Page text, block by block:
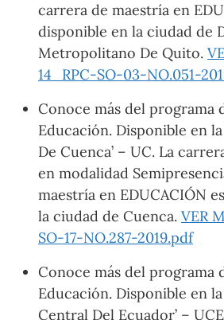
carrera de maestría en
disponible en la ciudad de
Metropolitano De Quito.
14_RPC-SO-03-NO.051-
Conoce más del programa
Educación. Disponible en la
De Cuenca’ – UC. La
en modalidad
maestría en EDUCACIÓN
la ciudad de Cuenca. VER
SO-17-NO.287-2019.pdf
Conoce más del programa
Educación. Disponible en
Central Del Ecuador’ –